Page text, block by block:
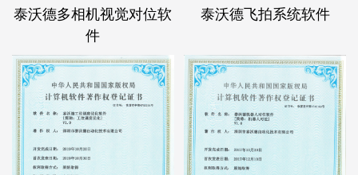
泰沃德多相机视觉对位软
件
泰沃德飞拍系统软件